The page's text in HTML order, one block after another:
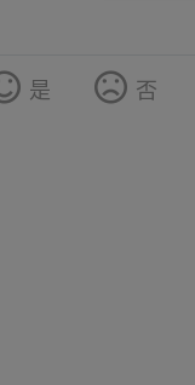
是 否